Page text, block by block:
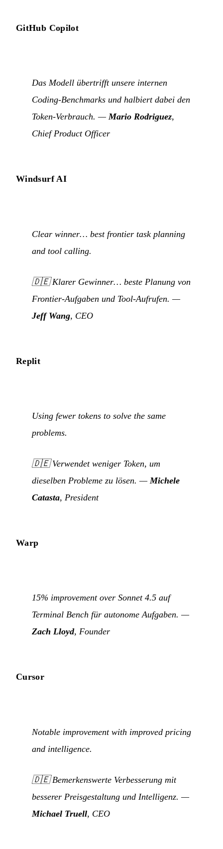
GitHub Copilot
Das Modell übertrifft unsere internen
Coding-Benchmarks und halbiert dabei den
Token-Verbrauch. —Mario Rodriguez,
Chief Product Officer
Windsurf AI
Clear winner… best frontier task planning
and tool calling.
🇩🇪Klarer Gewinner… beste Planung von
Frontier-Aufgaben und Tool-Aufrufen. —
Jeff Wang, CEO
Replit
Using fewer tokens to solve the same
problems.
🇩🇪Verwendet weniger Token, um
dieselben Probleme zu lösen. — Michele
Catasta, President
Warp
15% improvement over Sonnet 4.5 auf
Terminal Bench für autonome Aufgaben. —
Zach Lloyd, Founder
Cursor
Notable improvement with improved pricing
and intelligence.
🇩🇪Bemerkenswerte Verbesserung mit
besserer Preisgestaltung und Intelligenz. —
Michael Truell, CEO